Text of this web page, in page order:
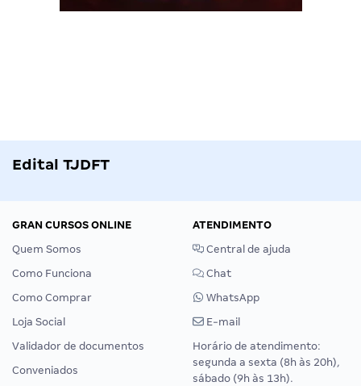
Edital TJDFT
GRAN CURSOS ONLINE
Quem Somos
Como Funciona
Como Comprar
Loja Social
Validador de documentos
Conveniados
ATENDIMENTO
Central de ajuda
Chat
WhatsApp
E-mail
Horário de atendimento:
segunda a sexta (8h às 20h),
sábado (9h às 13h).